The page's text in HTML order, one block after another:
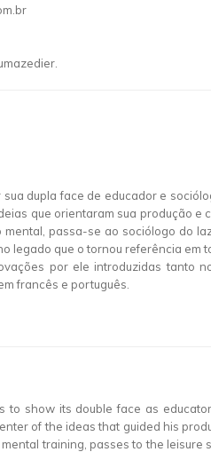
dupla face de educador e
que orientaram sua produção
passa-se ao sociólogo do
legado que o tornou referência
por ele introduzidas tanto
francês e português.
show its double face as
of the ideas that guided his
training, passes to the